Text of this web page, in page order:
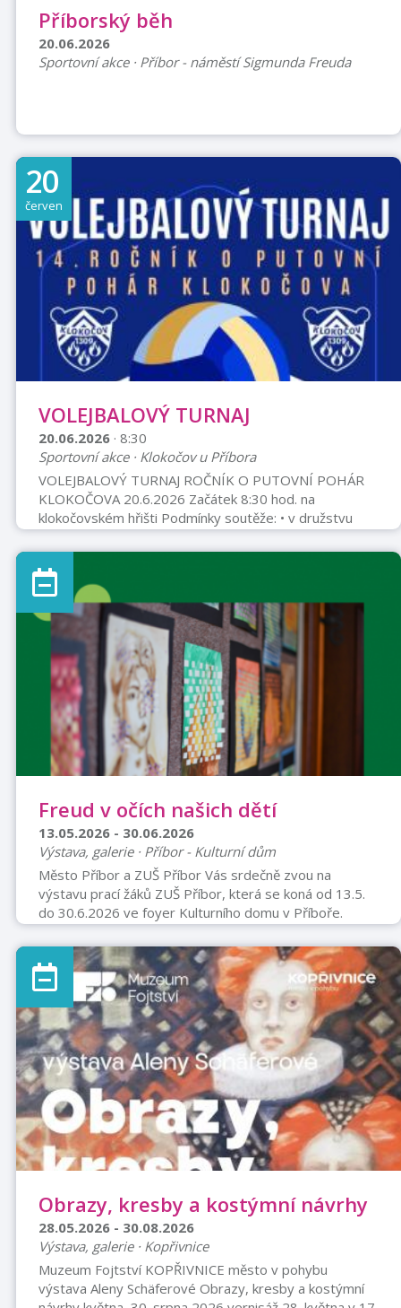
Příborský běh
20.06.2026
Sportovní akce · Příbor - náměstí Sigmunda Freuda
20
červen
VOLEJBALOVÝ TURNAJ
20.06.2026 · 8:30
Sportovní akce · Klokočov u Příbora
VOLEJBALOVÝ TURNAJ ROČNÍK O PUTOVNÍ POHÁR
KLOKOČOVA 20.6.2026 Začátek 8:30 hod. na
klokočovském hřišti Podmínky soutěže: • v družstvu
minimálně 2 ženy • turnaj je určen pro neregistrované
hráče • herní systém bude určen podle počtu
přihlášených • startovné 500,- Kč Občerstvení a pití
zajištěno. V případě nepříznivého počasí se turnaj ruší.
Freud v očích našich dětí
13.05.2026 - 30.06.2026
Výstava, galerie · Příbor - Kulturní dům
Město Příbor a ZUŠ Příbor Vás srdečně zvou na
výstavu prací žáků ZUŠ Příbor, která se koná od 13.5.
do 30.6.2026 ve foyer Kulturního domu v Příboře.
Obrazy, kresby a kostýmní návrhy
28.05.2026 - 30.08.2026
Výstava, galerie · Kopřivnice
Muzeum Fojtství KOPŘIVNICE město v pohybu
výstava Aleny Schäferové Obrazy, kresby a kostýmní